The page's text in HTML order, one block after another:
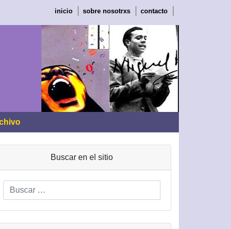
inicio sobre nosotrxs contacto
Buscar en el sitio